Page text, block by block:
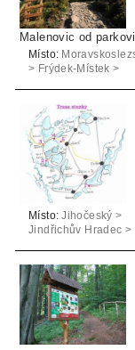
Malenovic od
Místo:
> Frýdek-Místek >
Místo: Jihočeský >
Jindřichův Hradec >